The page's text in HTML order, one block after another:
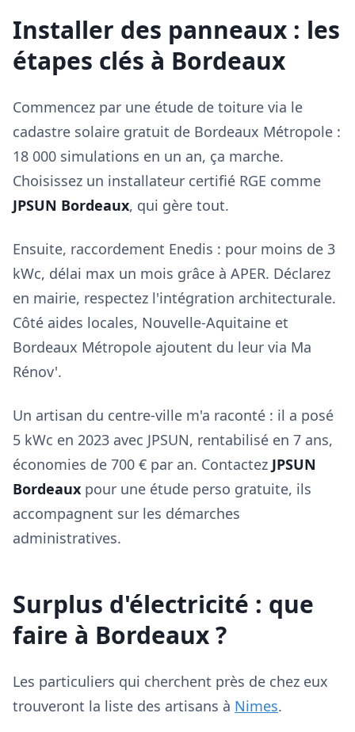
Installer des panneaux : les
étapes clés à Bordeaux
Commencez par une étude de toiture via le
cadastre solaire gratuit de Bordeaux Métropole :
18 000 simulations en un an, ça marche.
Choisissez un installateur certifié RGE comme
JPSUN Bordeaux, qui gère tout.
Ensuite, raccordement Enedis : pour moins de 3
kWc, délai max un mois grâce à APER. Déclarez
en mairie, respectez l'intégration architecturale.
Côté aides locales, Nouvelle-Aquitaine et
Bordeaux Métropole ajoutent du leur via Ma
Rénov'.
Un artisan du centre-ville m'a raconté : il a posé
5 kWc en 2023 avec JPSUN, rentabilisé en 7 ans,
économies de 700 € par an. Contactez JPSUN
Bordeaux pour une étude perso gratuite, ils
accompagnent sur les démarches
administratives.
Surplus d'électricité : que
faire à Bordeaux ?
Les particuliers qui cherchent près de chez eux
trouveront la liste des artisans à Nimes.